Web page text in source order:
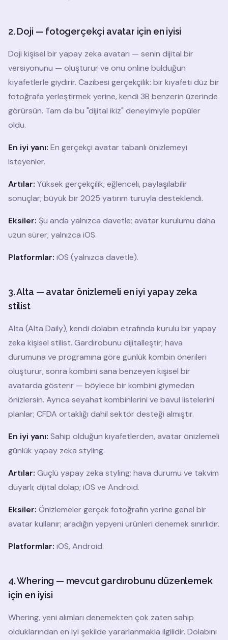
2. Doji — fotogerçekçi avatar için en iyisi
Doji kişisel bir yapay zeka avatarı — senin dijital bir
versiyonunu — oluşturur ve onu online bulduğun
kıyafetlerle giydirir. Cazibesi gerçekçilik: bir kıyafeti düz bir
fotoğrafa yerleştirmek yerine, kendi 3B benzerin üzerinde
görürsün. Tam da bu "dijital ikiz" deneyimiyle popüler
oldu.
En iyi yanı: En gerçekçi avatar tabanlı önizlemeyi
isteyenler.
Artılar: Yüksek gerçekçilik; eğlenceli, paylaşılabilir
sonuçlar; büyük bir 2025 yatırım turuyla desteklendi.
Eksiler: Şu anda yalnızca davetle; avatar kurulumu daha
uzun sürer; yalnızca iOS.
Platformlar: iOS (yalnızca davetle).
3. Alta — avatar önizlemeli en iyi yapay zeka
stilist
Alta (Alta Daily), kendi dolabın etrafında kurulu bir yapay
zeka kişisel stilist. Gardırobunu dijitalleştir; hava
durumuna ve programına göre günlük kombin önerileri
oluşturur, sonra kombini sana benzeyen kişisel bir
avatarda gösterir — böylece bir kombini giymeden
önizlersin. Ayrıca seyahat kombinlerini ve bavul listelerini
planlar; CFDA ortaklığı dahil sektör desteği almıştır.
En iyi yanı: Sahip olduğun kıyafetlerden, avatar önizlemeli
günlük yapay zeka styling.
Artılar: Güçlü yapay zeka styling; hava durumu ve takvim
duyarlı; dijital dolap; iOS ve Android.
Eksiler: Önizlemeler gerçek fotoğrafın yerine genel bir
avatar kullanır; aradığın yepyeni ürünleri denemek sınırlıdır.
Platformlar: iOS, Android.
4. Whering — mevcut gardırobunu düzenlemek
için en iyisi
Whering, yeni alımları denemekten çok zaten sahip
olduklarından en iyi şekilde yararlanmakla ilgilidir. Dolabını